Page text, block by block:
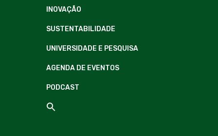
INOVAÇÃO
SUSTENTABILIDADE
UNIVERSIDADE E PESQUISA
AGENDA DE EVENTOS
PODCAST